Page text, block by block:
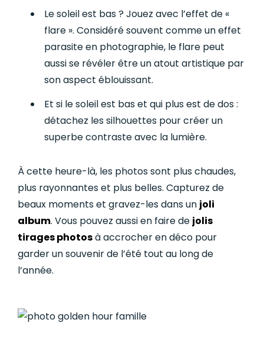
Le soleil est bas ? Jouez avec l’effet de «
flare ». Considéré souvent comme un effet
parasite en photographie, le flare peut
aussi se révéler être un atout artistique par
son aspect éblouissant.
Et si le soleil est bas et qui plus est de dos :
détachez les silhouettes pour créer un
superbe contraste avec la lumière.
À cette heure-là, les photos sont plus chaudes,
plus rayonnantes et plus belles. Capturez de
beaux moments et gravez-les dans un joli
album. Vous pouvez aussi en faire de jolis
tirages photosà accrocher en déco pour
garder un souvenir de l’été tout au long de
l’année.